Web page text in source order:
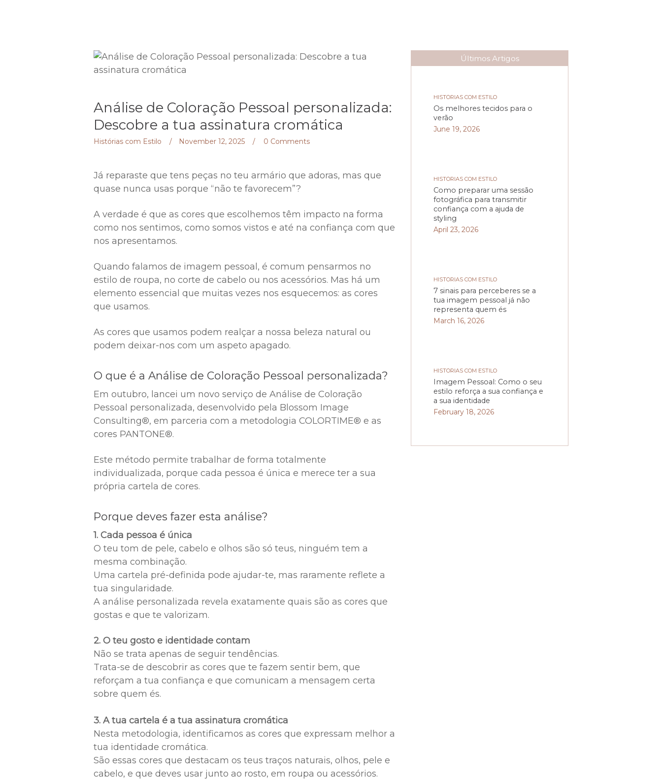
Análise de Coloração Pessoal personalizada:
Descobre a tua assinatura cromática
Histórias com Estilo November 12, 2025 0 Comments
Já reparaste que tens peças no teu armário que adoras, mas que
quase nunca usas porque “não te favorecem”?
A verdade é que as cores que escolhemos têm impacto na forma
como nos sentimos, como somos vistos e até na confiança com que
nos apresentamos.
Quando falamos de imagem pessoal, é comum pensarmos no
estilo de roupa, no corte de cabelo ou nos acessórios. Mas há um
elemento essencial que muitas vezes nos esquecemos: as cores
que usamos.
As cores que usamos podem realçar a nossa beleza natural ou
podem deixar-nos com um aspeto apagado.
O que é a Análise de Coloração Pessoal personalizada?
Em outubro, lancei um novo serviço de Análise de Coloração
Pessoal personalizada, desenvolvido pela Blossom Image
Consulting®, em parceria com a metodologia COLORTIME® e as
cores PANTONE®.
Este método permite trabalhar de forma totalmente
individualizada, porque cada pessoa é única e merece ter a sua
própria cartela de cores.
Porque deves fazer esta análise?
1. Cada pessoa é única
O teu tom de pele, cabelo e olhos são só teus, ninguém tem a
mesma combinação.
Uma cartela pré-definida pode ajudar-te, mas raramente reflete a
tua singularidade.
A análise personalizada revela exatamente quais são as cores que
gostas e que te valorizam.
2. O teu gosto e identidade contam
Não se trata apenas de seguir tendências.
Trata-se de descobrir as cores que te fazem sentir bem, que
reforçam a tua confiança e que comunicam a mensagem certa
sobre quem és.
3. A tua cartela é a tua assinatura cromática
Nesta metodologia, identificamos as cores que expressam melhor a
tua identidade cromática.
São essas cores que destacam os teus traços naturais, olhos, pele e
cabelo, e que deves usar junto ao rosto, em roupa ou acessórios.
Últimos Artigos
HISTÓRIAS COM ESTILO
Os melhores tecidos para o
verão
June 19, 2026
HISTÓRIAS COM ESTILO
Como preparar uma sessão
fotográfica para transmitir
confiança com a ajuda de
styling
April 23, 2026
HISTÓRIAS COM ESTILO
7 sinais para perceberes se a
tua imagem pessoal já não
representa quem és
March 16, 2026
HISTÓRIAS COM ESTILO
Imagem Pessoal: Como o seu
estilo reforça a sua confiança e
a sua identidade
February 18, 2026